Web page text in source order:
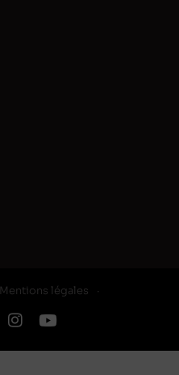
Mentions légales